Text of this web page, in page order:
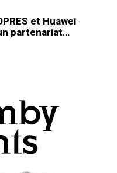
et Huawei
partenariat…